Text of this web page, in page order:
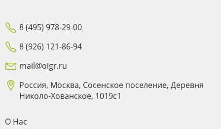
8 (495) 978-29-00
8 (926) 121-86-94
mail@oigr.ru
Россия, Москва, Сосенское поселение, Деревня
Николо-Хованское, 1019с1
О Нас